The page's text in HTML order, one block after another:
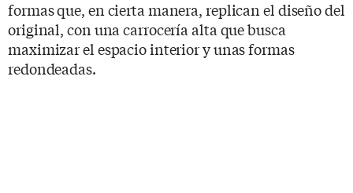
formas que, en cierta manera, replican el diseño del
original, con una carrocería alta que busca
maximizar el espacio interior y unas formas
redondeadas.